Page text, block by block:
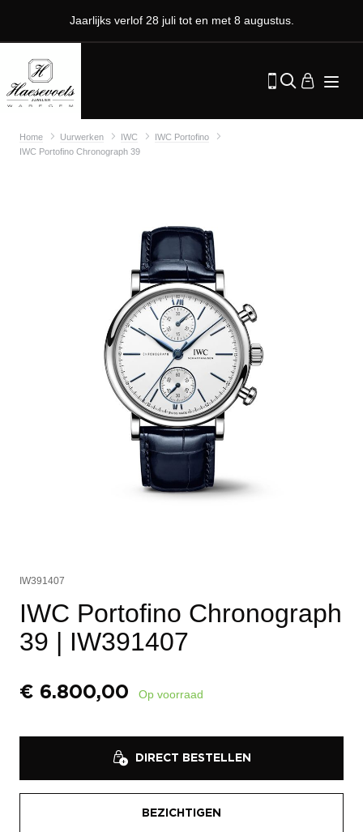
Jaarlijks verlof 28 juli tot en met 8 augustus.
Home Uurwerken IWC
IWC Portofino
IWC Portofino Chronograph 39
IW391407
IWC Portofino Chronograph
39 | IW391407
€ 6.800,00 Op voorraad
DIRECT BESTELLEN
BEZICHTIGEN